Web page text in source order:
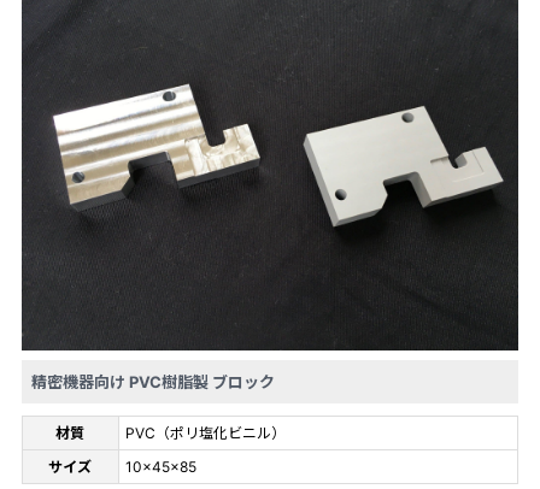
精密機器向け PVC樹脂製 ブロック
材質
PVC（ポリ塩化ビニル）
サイズ
10×45×85